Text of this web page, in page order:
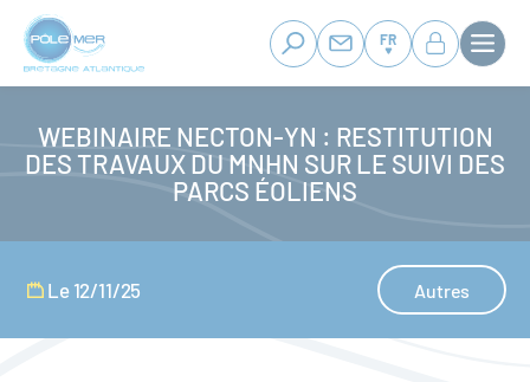
Panneau de gestion des cookies
Aller
contenu
FR
WEBINAIRE NECTON-YN : RESTITUTION
DES TRAVAUX DU MNHN SUR LE SUIVI DES
PARCS ÉOLIENS
Le 12/11/25 Autres